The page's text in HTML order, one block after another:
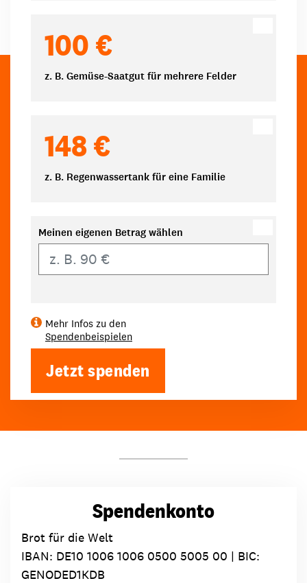
100 €
z. B. Gemüse-Saatgut für mehrere Felder
148 €
z. B. Regenwassertank für eine Familie
Meinen eigenen Betrag wählen
Mehr Infos zu den
Spendenbeispielen
Jetzt spenden
Spendenkonto
Brot für die Welt
IBAN: DE10 1006 1006 0500 5005 00 | BIC:
GENODED1KDB